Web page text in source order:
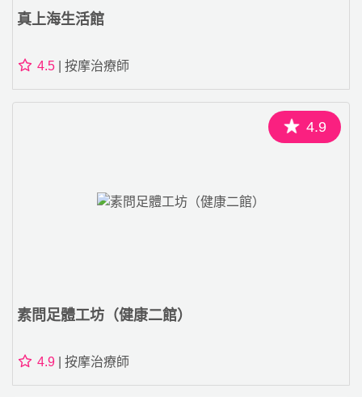
真上海生活館
4.5 | 按摩治療師
4.9
素問足體工坊（健康二館）
4.9 | 按摩治療師